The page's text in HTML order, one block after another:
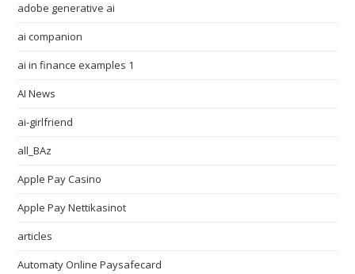
adobe generative ai
ai companion
ai in finance examples 1
AI News
ai-girlfriend
all_BAz
Apple Pay Casino
Apple Pay Nettikasinot
articles
Automaty Online Paysafecard